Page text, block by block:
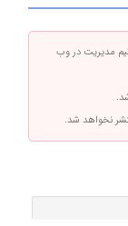
مدیریت در وب
نخواهد شد.